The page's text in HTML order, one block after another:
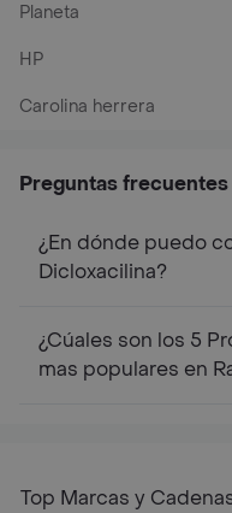
Planeta
HP
Carolina herrera
Preguntas frecuentes
¿En dónde puedo
Dicloxacilina?
¿Cúales son los 5
mas populares en
Top Marcas y